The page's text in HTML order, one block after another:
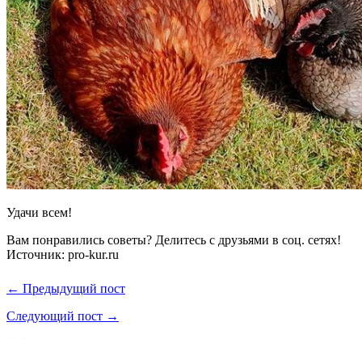
Удачи всем!
Вам понравились советы? Делитесь с друзьями в соц. сетях!
Источник: pro-kur.ru
← Предыдущий пост
Следующий пост →